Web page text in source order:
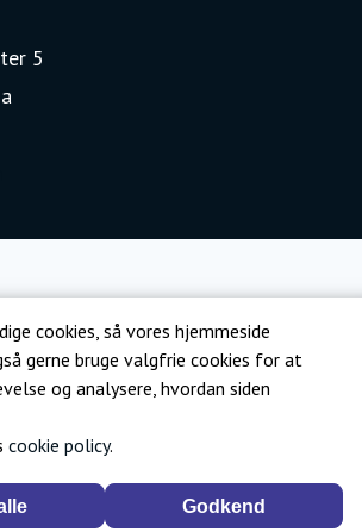
cookies, så vores hjemmeside
gerne bruge valgfrie cookies for at
og analysere, hvordan siden
cookie policy.
Godkend
5